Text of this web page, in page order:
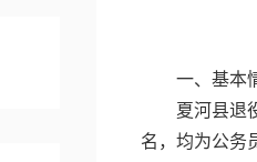
一、基本
夏河县退
名，均为公务